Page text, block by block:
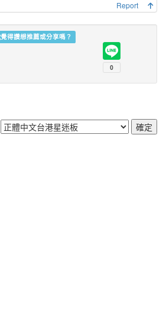
Report
覺得讚想推薦或分享嗎？